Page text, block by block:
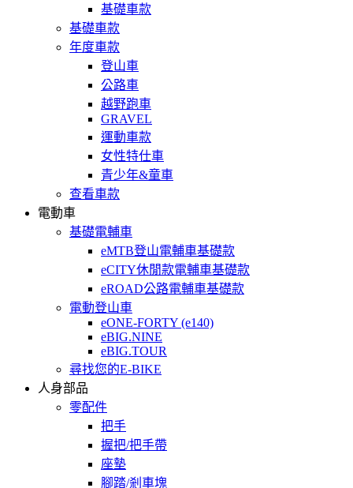
基礎車款
基礎車款
年度車款
登山車
公路車
越野跑車
GRAVEL
運動車款
女性特仕車
青少年&童車
查看車款
電動車
基礎電輔車
eMTB登山電輔車基礎款
eCITY休閒款電輔車基礎款
eROAD公路電輔車基礎款
電動登山車
eONE-FORTY (e140)
eBIG.NINE
eBIG.TOUR
尋找您的E-BIKE
人身部品
零配件
把手
握把/把手帶
座墊
腳踏/剎車塊